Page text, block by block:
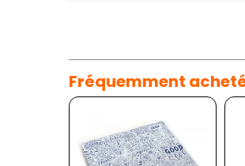
Fréquemment